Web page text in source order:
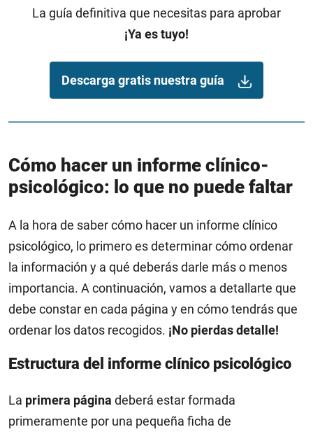
La guía definitiva que necesitas para aprobar
¡Ya es tuyo!
Descarga gratis nuestra guía
Cómo hacer un informe clínico-
psicológico: lo que no puede faltar
A la hora de saber cómo hacer un informe clínico
psicológico, lo primero es determinar cómo ordenar
la información y a qué deberás darle más o menos
importancia. A continuación, vamos a detallarte que
debe constar en cada página y en cómo tendrás que
ordenar los datos recogidos. ¡No pierdas detalle!
Estructura del informe clínico psicológico
La primera página deberá estar formada
primeramente por una pequeña ficha de